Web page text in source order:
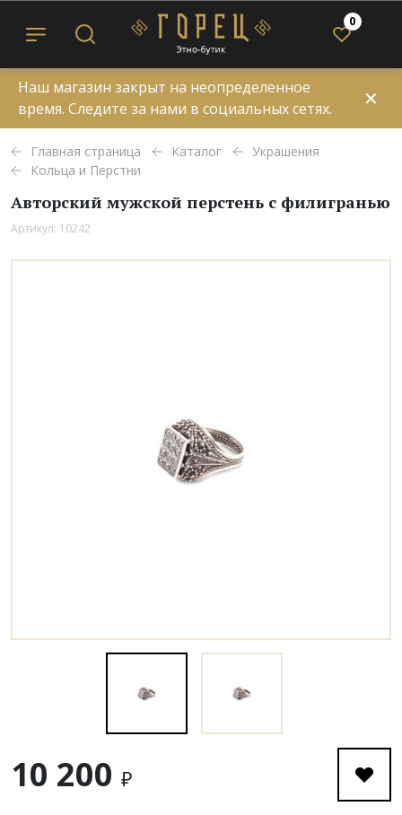
0
Наш магазин закрыт на неопределенное
время. Следите за нами в социальных сетях.
✕
Главная страница Каталог
Украшения
Кольца и Перстни
Авторский мужской перстень с филигранью
Артикул: 10242
10 200 ₽